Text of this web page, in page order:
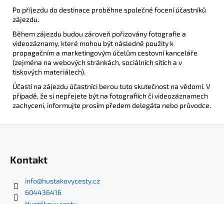
Po příjezdu do destinace proběhne společné focení účastníků
zájezdu.
Během zájezdu budou zároveň pořizovány fotografie a
videozáznamy, které mohou být následně použity k
propagačním a marketingovým účelům cestovní kanceláře
(zejména na webových stránkách, sociálních sítích a v
tiskových materiálech).
Účastí na zájezdu účastníci berou tuto skutečnost na vědomí. V
případě, že si nepřejete být na fotografiích či videozáznamech
zachyceni, informujte prosím předem delegáta nebo průvodce.
Kontakt
info@hustakovycesty.cz
604436416